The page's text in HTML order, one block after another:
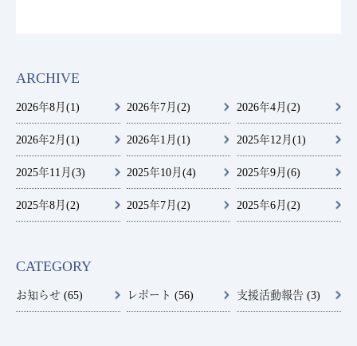
ARCHIVE
2026年8月 (1) 2026年7月 (2) 2026年4月(2)
2026年2月 (1) 2026年1月 (1) 2025年12月(1)
2025年11月 (3) 2025年10月 (4) 2025年9月(6)
2025年8月 (2) 2025年7月 (2) 2025年6月(2)
CATEGORY
お知らせ (65) レポート (56) 支援活動報告 (3)